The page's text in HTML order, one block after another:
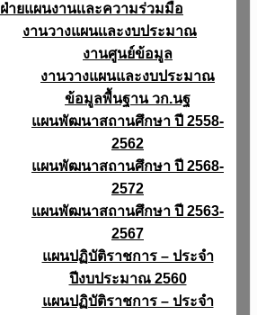
ฝ่ายแผนงานเเละความร่วมมือ
งานวางแผนเเละงบประมาณ
งานศูนย์ข้อมูล
งานวางแผนและงบประมาณ
ข้อมูลพื้นฐาน วก.นฐ
แผนพัฒนาสถานศึกษา ปี 2558-
2562
แผนพัฒนาสถานศึกษา ปี 2568-
2572
แผนพัฒนาสถานศึกษา ปี 2563-
2567
แผนปฏิบัติราชการ – ประจำ
ปีงบประมาณ 2560
แผนปฏิบัติราชการ – ประจำ